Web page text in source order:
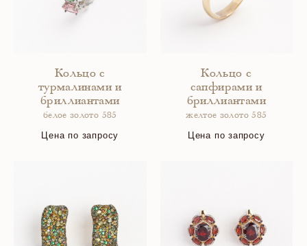
Кольцо с
турмалинами и
бриллиантами
белое золото 585
Цена по запросу
Кольцо с
сапфирами и
бриллиантами
желтое золото 585
Цена по запросу